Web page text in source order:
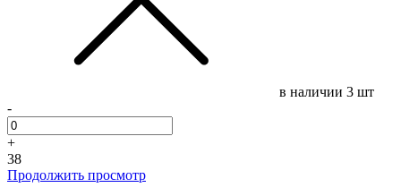
в наличии 3 шт
-
+
38
Продолжить просмотр